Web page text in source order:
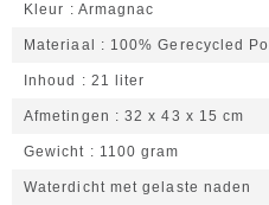
Kleur Armagnac
Materiaal 100% Gerecycled
Inhoud 21 liter
Afmetingen 32 x 43 x 15 cm
Gewicht 1100 gram
Waterdicht met gelaste naden